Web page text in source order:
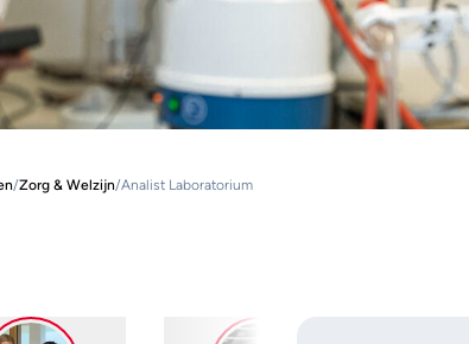
/Zorg & Welzijn/Analist Laboratorium